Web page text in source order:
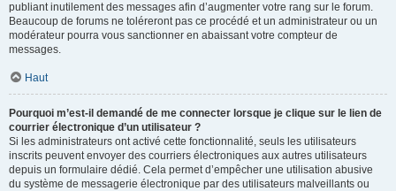
publiant inutilement des messages afin d’augmenter votre rang sur le forum.
Beaucoup de forums ne toléreront pas ce procédé et un administrateur ou un
modérateur pourra vous sanctionner en abaissant votre compteur de
messages.
Haut
Pourquoi m’est-il demandé de me connecter lorsque je clique sur le lien de
courrier électronique d’un utilisateur ?
Si les administrateurs ont activé cette fonctionnalité, seuls les utilisateurs
inscrits peuvent envoyer des courriers électroniques aux autres utilisateurs
depuis un formulaire dédié. Cela permet d’empêcher une utilisation abusive
du système de messagerie électronique par des utilisateurs malveillants ou